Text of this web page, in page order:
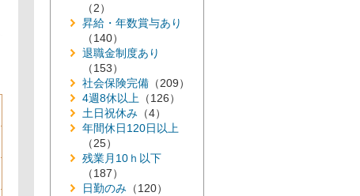
（2）
昇給・年数賞与あり
（140）
退職金制度あり
（153）
社会保険完備 （209）
4週8休以上 （126）
土日祝休み （4）
年間休日120日以上
（25）
残業月10ｈ以下
（187）
日勤のみ （120）